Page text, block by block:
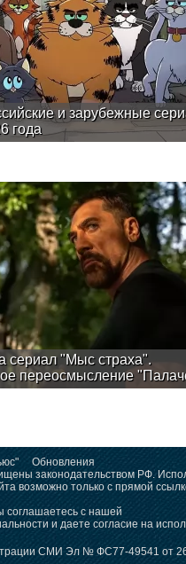
и зарубежные
года
сериал "Мыс страха".
переосмысление
Обновления
законодательством РФ.
возможно только с прямой
соглашаетесь с нашей
и даете согласие на
СМИ Эл № ФС77-49541 от